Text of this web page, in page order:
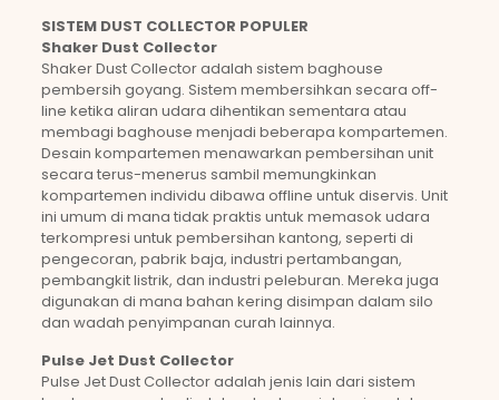
SISTEM DUST COLLECTOR POPULER
Shaker Dust Collector
Shaker Dust Collector adalah sistem baghouse
pembersih goyang. Sistem membersihkan secara off-
line ketika aliran udara dihentikan sementara atau
membagi baghouse menjadi beberapa kompartemen.
Desain kompartemen menawarkan pembersihan unit
secara terus-menerus sambil memungkinkan
kompartemen individu dibawa offline untuk diservis. Unit
ini umum di mana tidak praktis untuk memasok udara
terkompresi untuk pembersihan kantong, seperti di
pengecoran, pabrik baja, industri pertambangan,
pembangkit listrik, dan industri peleburan. Mereka juga
digunakan di mana bahan kering disimpan dalam silo
dan wadah penyimpanan curah lainnya.
Pulse Jet Dust Collector
Pulse Jet Dust Collector adalah jenis lain dari sistem